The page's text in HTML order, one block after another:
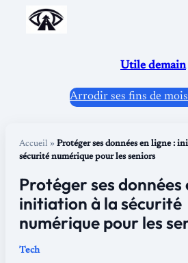
Aller
Utile demain
Arrodir ses fins de
Accueil » Protéger ses données en ligne :
sécurité numérique pour les seniors
Protéger ses données
initiation à la sécurité
numérique pour les
Tech